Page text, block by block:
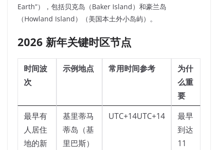
Earth”），包括贝克岛（Baker Island）和豪兰岛
（Howland Island）（美国本土外小岛屿）。
2026 新年关键时区节点
时间波
次
示例地点 常用时间参考
为什
么重
要
最早有
人居住
地的新
基里蒂马
蒂岛（基
里巴斯）
UTC+14UTC+14
最早
到达
11